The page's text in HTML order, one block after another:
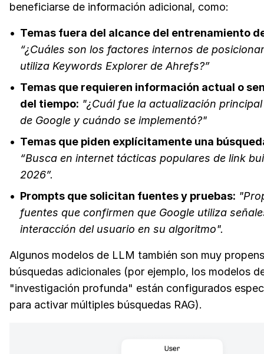
beneficiarse de información adicional, como:
Temas fuera del alcance del entrenamiento
“¿Cuáles son los factores internos de
utiliza Keywords Explorer de Ahrefs?”
Temas que requieren información actual o
del tiempo: "¿Cuál fue la actualización
de Google y cuándo se implementó?"
Temas que piden explícitamente una
“Busca en internet tácticas populares de link
2026”.
Prompts que solicitan fuentes y pruebas:
fuentes que confirmen que Google utiliza
interacción del usuario en su algoritmo".
Algunos modelos de LLM también son muy
búsquedas adicionales (por ejemplo, los modelos
"investigación profunda" están configurados
para activar múltiples búsquedas RAG).